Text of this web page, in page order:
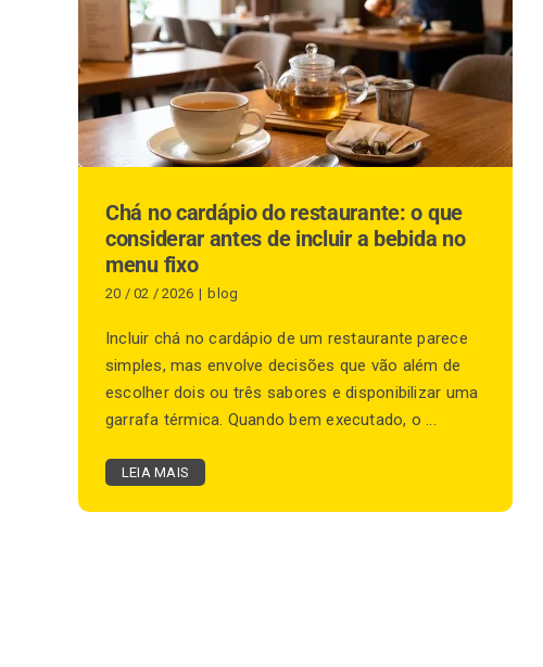
Chá no cardápio do restaurante: o que
considerar antes de incluir a bebida no
menu fixo
20 / 02 / 2026 | blog
Incluir chá no cardápio de um restaurante parece
simples, mas envolve decisões que vão além de
escolher dois ou três sabores e disponibilizar uma
garrafa térmica. Quando bem executado, o ...
LEIA MAIS